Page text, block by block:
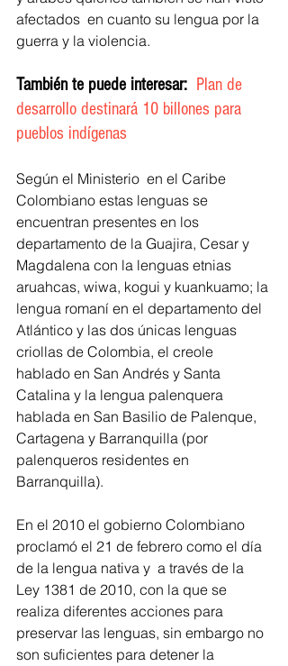
afectados  en cuanto su lengua por la
guerra y la violencia.
También te puede interesar: Plan de
desarrollo destinará 10 billones para
pueblos indígenas
Según el Ministerio  en el Caribe
Colombiano estas lenguas se
encuentran presentes en los
departamento de la Guajira, Cesar y
Magdalena con la lenguas etnias
aruahcas, wiwa, kogui y kuankuamo; la
lengua romaní en el departamento del
Atlántico y las dos únicas lenguas
criollas de Colombia, el creole
hablado en San Andrés y Santa
Catalina y la lengua palenquera
hablada en San Basilio de Palenque,
Cartagena y Barranquilla (por
palenqueros residentes en
Barranquilla).
En el 2010 el gobierno Colombiano
proclamó el 21 de febrero como el día
de la lengua nativa y  a través de la
Ley 1381 de 2010, con la que se
realiza diferentes acciones para
preservar las lenguas, sin embargo no
son suficientes para detener la